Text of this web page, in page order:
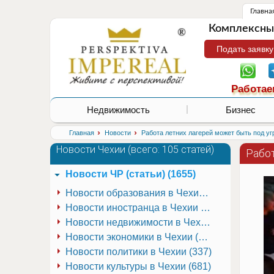
Подать
Недвижимость Бизнес
Главная › Новости › Работа летних лагерей может быть под
Новости Чехии (всего: 105 статей)
Новости иностранца в Чехии (223)
Новости культуры в Чехии (681)
Новости недвижимости в Чехии (337)
Новости образования в Чехии (251)
Новости политики в Чехии (337)
Новости ЧР (статьи) (1655)
Новости экономики в Чехии (941)